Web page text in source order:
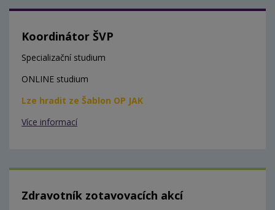
Koordinátor ŠVP
Specializační studium
ONLINE studium
Lze hradit ze Šablon OP JAK
Více informací
Zdravotník zotavovacích akcí